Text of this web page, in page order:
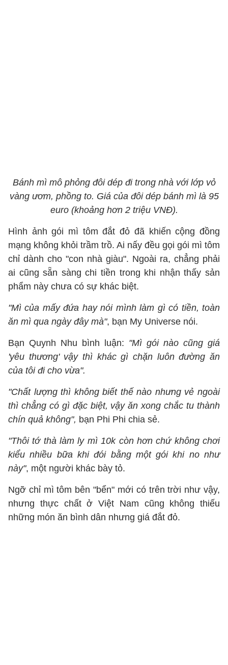
Bánh mì mô phỏng đôi dép đi trong nhà với lớp vỏ
vàng ươm, phồng to. Giá của đôi dép bánh mì là 95
euro (khoảng hơn 2 triệu VNĐ).
Hình ảnh gói mì tôm đắt đỏ đã khiến cộng đồng
mạng không khỏi trầm trồ. Ai nấy đều gọi gói mì tôm
chỉ dành cho "con nhà giàu". Ngoài ra, chẳng phải
ai cũng sẵn sàng chi tiền trong khi nhận thấy sản
phẩm này chưa có sự khác biệt.
"Mì của mấy đứa hay nói mình làm gì có tiền, toàn
ăn mì qua ngày đây mà", bạn My Universe nói.
Bạn Quynh Nhu bình luận: "Mì gói nào cũng giá
'yêu thương' vậy thì khác gì chặn luôn đường ăn
của tôi đi cho vừa".
"Chất lượng thì không biết thế nào nhưng vẻ ngoài
thì chẳng có gì đặc biệt, vậy ăn xong chắc tu thành
chín quả không", bạn Phi Phi chia sẻ.
"Thôi tớ thà làm ly mì 10k còn hơn chứ không chơi
kiểu nhiều bữa khi đói bằng một gói khi no như
này", một người khác bày tỏ.
Ngỡ chỉ mì tôm bên "bển" mới có trên trời như vậy,
nhưng thực chất ở Việt Nam cũng không thiếu
những món ăn bình dân nhưng giá đắt đỏ.